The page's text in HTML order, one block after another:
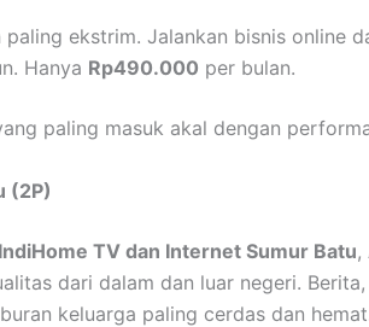
ekstrim. Jalankan bisnis online
Hanya Rp490.000 per bulan.
paling masuk akal dengan
(2P)
TV dan Internet Sumur Batu,
dari dalam dan luar negeri.
keluarga paling cerdas dan